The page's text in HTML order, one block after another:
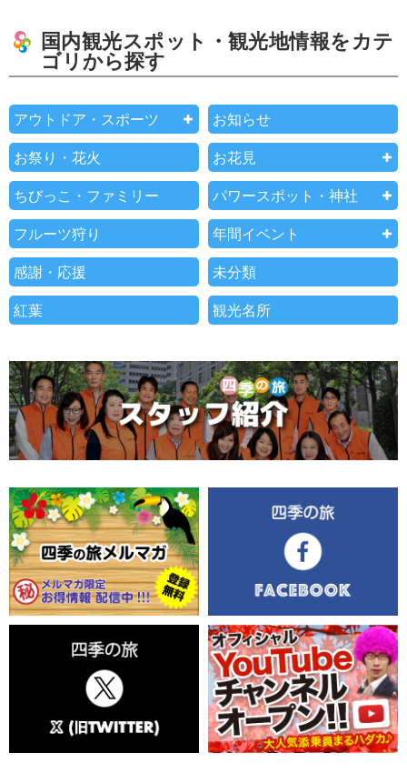
国内観光スポット・観光地情報をカテ
ゴリから探す
アウトドア・スポーツ お知らせ
お祭り・花火 お花見
ちびっこ・ファミリー パワースポット・神社
フルーツ狩り 年間イベント
感謝・応援 未分類
紅葉 観光名所